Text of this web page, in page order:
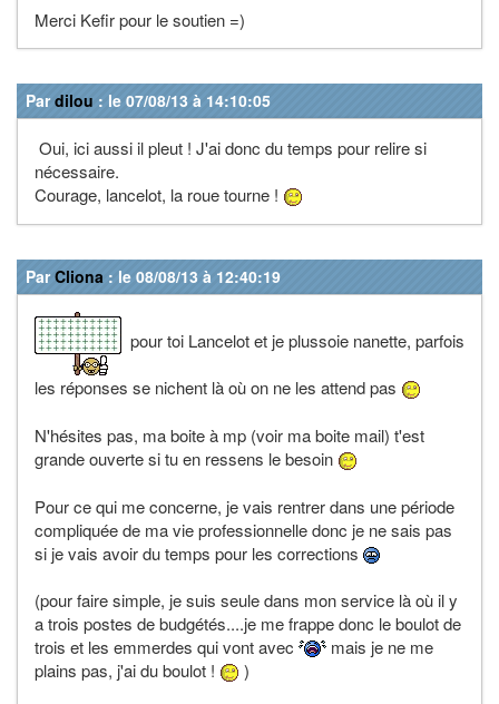
Merci Kefir pour le soutien =)
Pardilou : le 07/08/13 à 14:10:05
Oui, ici aussi il pleut ! J'ai donc du temps pour relire si
nécessaire.
Courage, lancelot, la roue tourne !
ParCliona : le 08/08/13 à 12:40:19
pour toi Lancelot et je plussoie nanette, parfois
les réponses se nichent là où on ne les attend pas
N'hésites pas, ma boite à mp (voir ma boite mail) t'est
grande ouverte si tu en ressens le besoin
Pour ce qui me concerne, je vais rentrer dans une période
compliquée de ma vie professionnelle donc je ne sais pas
si je vais avoir du temps pour les corrections
(pour faire simple, je suis seule dans mon service là où il y
a trois postes de budgétés....je me frappe donc le boulot de
trois et les emmerdes qui vont avec
mais je ne me
plains pas, j'ai du boulot !
)